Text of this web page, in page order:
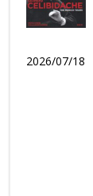
2026/07/18